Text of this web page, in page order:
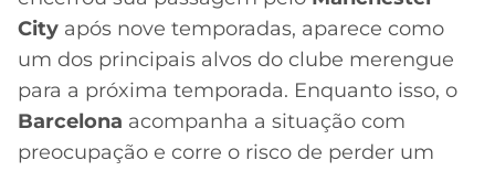
ONLINE
2026
GRÊMIO
ATLÉTICO
MG
LALIGA
City após nove temporadas, aparece como
um dos principais alvos do clube merengue
para a próxima temporada. Enquanto isso, o
Barcelona acompanha a situação com
preocupação e corre o risco de perder um